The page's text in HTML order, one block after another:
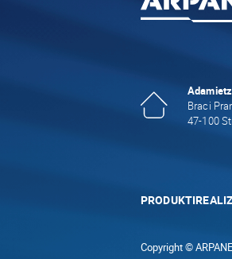
Braci
47-100
PRODUKTI
Copyright ©